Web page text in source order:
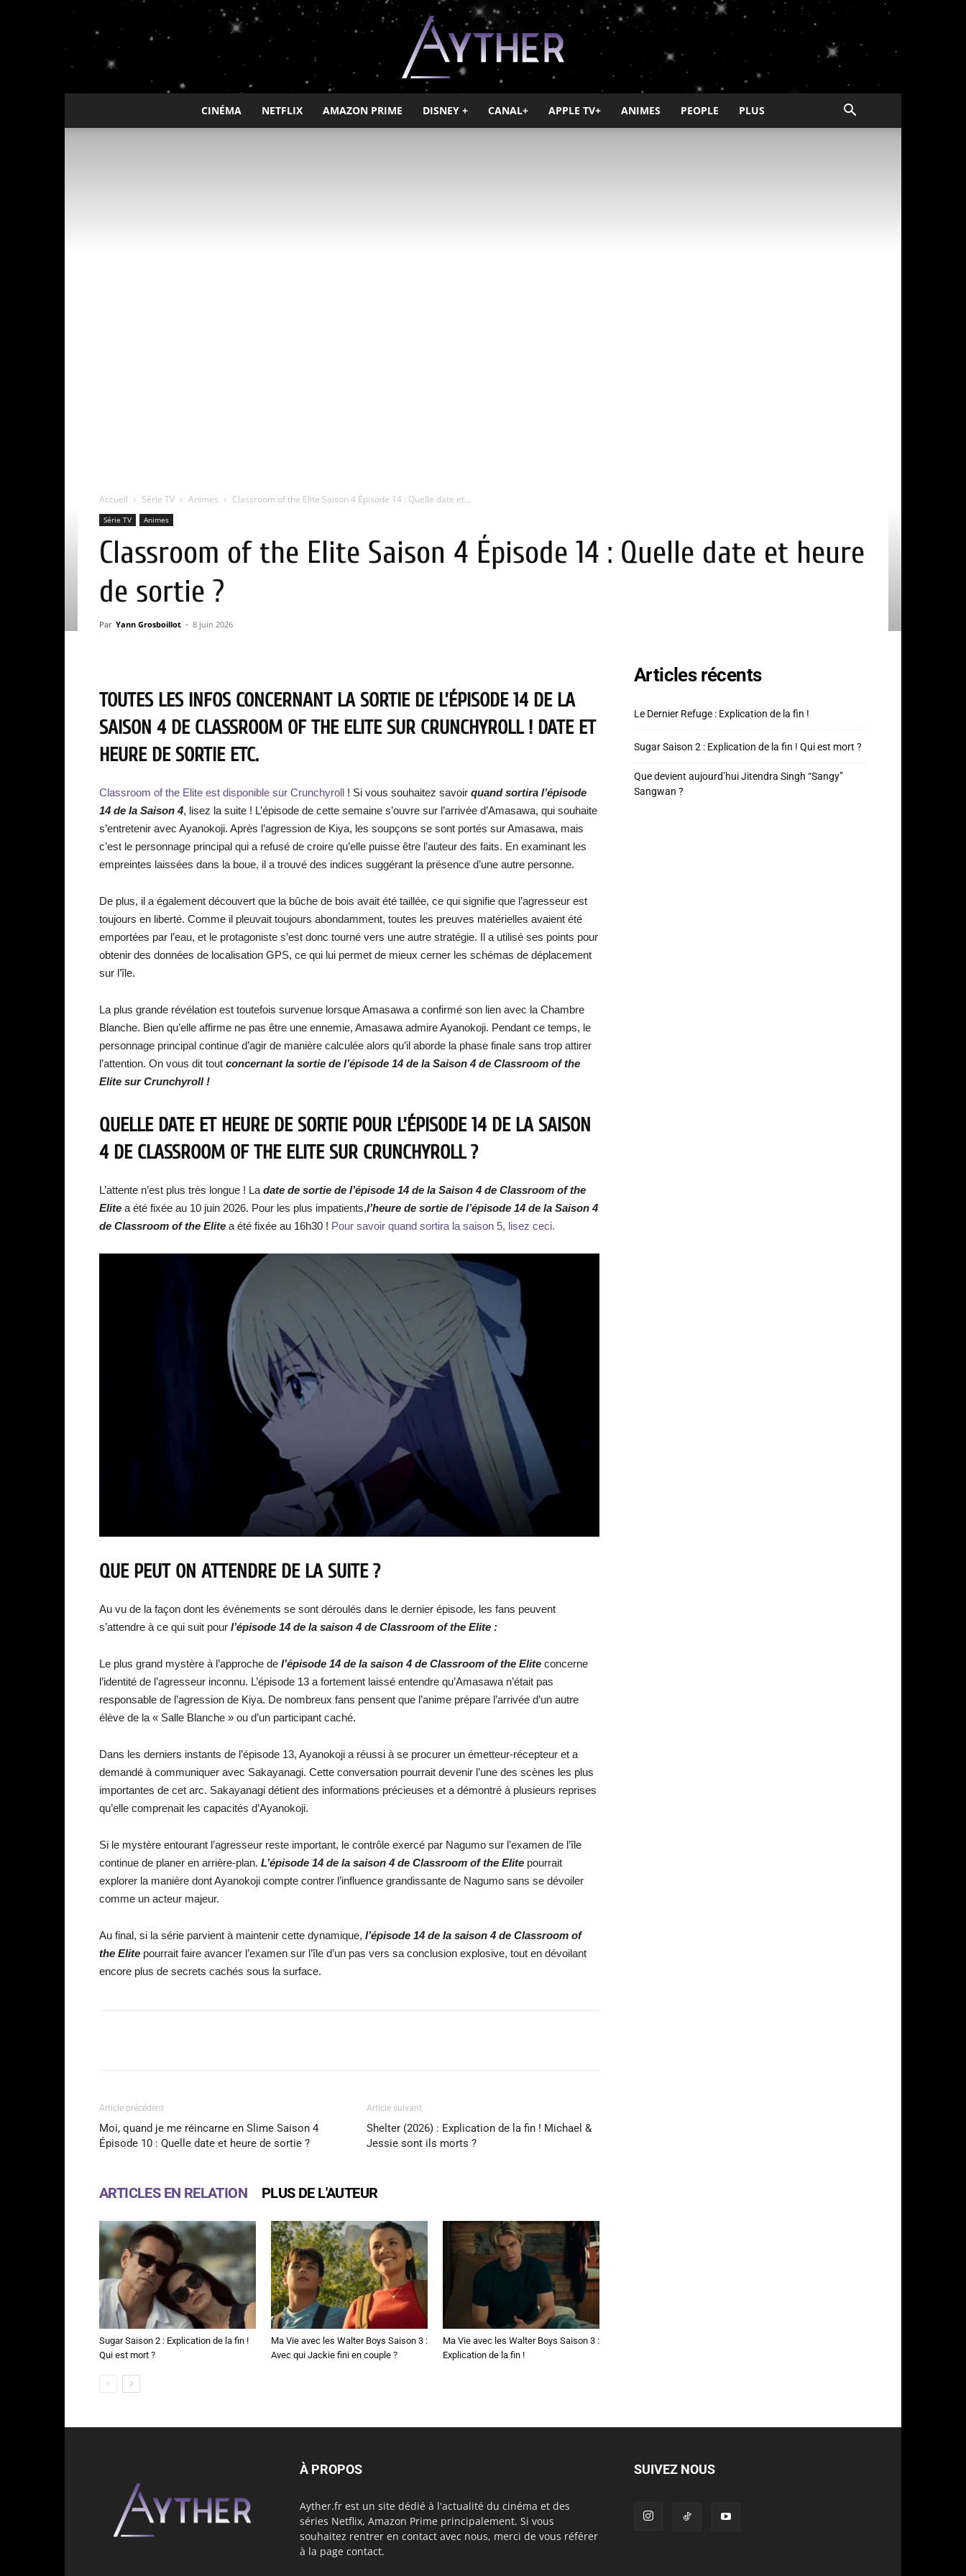
Ayther
CINÉMA NETFLIX AMAZON PRIME DISNEY + CANAL+ APPLE TV+ ANIMES PEOPLE PLUS
Accueil Série TV Animes Classroom of the Elite Saison 4 Épisode 14 : Quelle date et...
Série TV Animes
Classroom of the Elite Saison 4 Épisode 14 : Quelle date et heure
de sortie ?
Par Yann Grosboillot - 8 juin 2026
TOUTES LES INFOS CONCERNANT LA SORTIE DE L’ÉPISODE 14 DE LA
SAISON 4 DE CLASSROOM OF THE ELITE SUR CRUNCHYROLL ! DATE ET
HEURE DE SORTIE ETC.
Classroom of the Elite est disponible sur Crunchyroll ! Si vous souhaitez savoir quand sortira l’épisode
14 de la Saison 4, lisez la suite ! L’épisode de cette semaine s’ouvre sur l’arrivée d’Amasawa, qui souhaite
s’entretenir avec Ayanokoji. Après l’agression de Kiya, les soupçons se sont portés sur Amasawa, mais
c’est le personnage principal qui a refusé de croire qu’elle puisse être l’auteur des faits. En examinant les
empreintes laissées dans la boue, il a trouvé des indices suggérant la présence d’une autre personne.
De plus, il a également découvert que la bûche de bois avait été taillée, ce qui signifie que l’agresseur est
toujours en liberté. Comme il pleuvait toujours abondamment, toutes les preuves matérielles avaient été
emportées par l’eau, et le protagoniste s’est donc tourné vers une autre stratégie. Il a utilisé ses points pour
obtenir des données de localisation GPS, ce qui lui permet de mieux cerner les schémas de déplacement
sur l’île.
La plus grande révélation est toutefois survenue lorsque Amasawa a confirmé son lien avec la Chambre
Blanche. Bien qu’elle affirme ne pas être une ennemie, Amasawa admire Ayanokoji. Pendant ce temps, le
personnage principal continue d’agir de manière calculée alors qu’il aborde la phase finale sans trop attirer
l’attention. On vous dit tout concernant la sortie de l’épisode 14 de la Saison 4 de Classroom of the
Elite sur Crunchyroll !
QUELLE DATE ET HEURE DE SORTIE POUR L’ÉPISODE 14 DE LA SAISON
4 DE CLASSROOM OF THE ELITE SUR CRUNCHYROLL ?
L’attente n’est plus très longue ! La date de sortie de l’épisode 14 de la Saison 4 de Classroom of the
Elite a été fixée au 10 juin 2026. Pour les plus impatients,l’heure de sortie de l’épisode 14 de la Saison 4
de Classroom of the Elite a été fixée au 16h30 ! Pour savoir quand sortira la saison 5, lisez ceci.
QUE PEUT ON ATTENDRE DE LA SUITE ?
Au vu de la façon dont les événements se sont déroulés dans le dernier épisode, les fans peuvent
s’attendre à ce qui suit pour l’épisode 14 de la saison 4 de Classroom of the Elite :
Le plus grand mystère à l’approche de l’épisode 14 de la saison 4 de Classroom of the Elite concerne
l’identité de l’agresseur inconnu. L’épisode 13 a fortement laissé entendre qu’Amasawa n’était pas
responsable de l’agression de Kiya. De nombreux fans pensent que l’anime prépare l’arrivée d’un autre
élève de la « Salle Blanche » ou d’un participant caché.
Dans les derniers instants de l’épisode 13, Ayanokoji a réussi à se procurer un émetteur-récepteur et a
demandé à communiquer avec Sakayanagi. Cette conversation pourrait devenir l’une des scènes les plus
importantes de cet arc. Sakayanagi détient des informations précieuses et a démontré à plusieurs reprises
qu’elle comprenait les capacités d’Ayanokoji.
Si le mystère entourant l’agresseur reste important, le contrôle exercé par Nagumo sur l’examen de l’île
continue de planer en arrière-plan. L’épisode 14 de la saison 4 de Classroom of the Elite pourrait
explorer la manière dont Ayanokoji compte contrer l’influence grandissante de Nagumo sans se dévoiler
comme un acteur majeur.
Au final, si la série parvient à maintenir cette dynamique, l’épisode 14 de la saison 4 de Classroom of
the Elite pourrait faire avancer l’examen sur l’île d’un pas vers sa conclusion explosive, tout en dévoilant
encore plus de secrets cachés sous la surface.
Article précédent
Moi, quand je me réincarne en Slime Saison 4
Épisode 10 : Quelle date et heure de sortie ?
Article suivant
Shelter (2026) : Explication de la fin ! Michael &
Jessie sont ils morts ?
ARTICLES EN RELATION PLUS DE L'AUTEUR
Sugar Saison 2 : Explication de la fin !
Qui est mort ?
Ma Vie avec les Walter Boys Saison 3 :
Avec qui Jackie fini en couple ?
Ma Vie avec les Walter Boys Saison 3 :
Explication de la fin !
Articles récents
Le Dernier Refuge : Explication de la fin !
Sugar Saison 2 : Explication de la fin ! Qui est mort ?
Que devient aujourd’hui Jitendra Singh “Sangy”
Sangwan ?
À PROPOS
Ayther.fr est un site dédié à l'actualité du cinéma et des
séries Netflix, Amazon Prime principalement. Si vous
souhaitez rentrer en contact avec nous, merci de vous référer
à la page contact.
SUIVEZ NOUS